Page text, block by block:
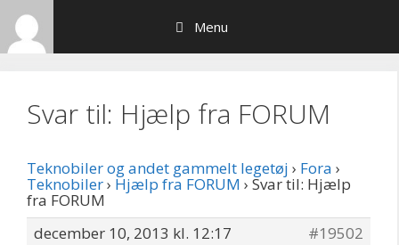
Hop
indhold
Menu
Svar til: Hjælp fra FORUM
Teknobiler og andet gammelt legetøj › Fora ›
Teknobiler› Hjælp fra FORUM › Svar til: Hjælp
fra FORUM
december 10, 2013 kl. 12:17
#19502